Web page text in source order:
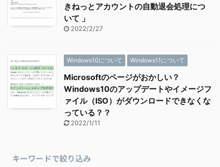
きねっとアカウントの自動退会処理につ
いて 」
2022/2/27
Windows10について Windows11について
Microsoftのページがおかしい？
Windows10のアップデートやイメージフ
ァイル（ISO）がダウンロードできなくな
っている？？
2022/1/11
キーワードで絞り込み